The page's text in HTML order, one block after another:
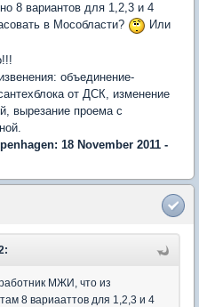
8 вариантов для 1,2,3 и 4
в Мособласти?
Или
объединение-
от ДСК, изменение
вырезание проема с
18 November 2011 -
МЖИ, что из
8 вариааттов для 1,2,3 и 4